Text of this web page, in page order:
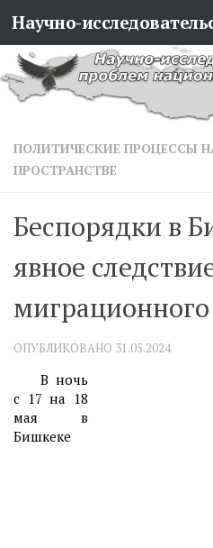
Перейти к содержимому
ПОЛИТИЧЕСКИЕ ПРОЦЕССЫ
ПРОСТРАНСТВЕ
Беспорядки в
явное
ОПУБЛИКОВАНО 31.05.2024
В ночь
с 17 на 18
мая в
Бишкеке